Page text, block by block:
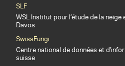
SLF
WSL Institut pour l’étude de la
Davos
SwissFungi
Centre national de données et
suisse